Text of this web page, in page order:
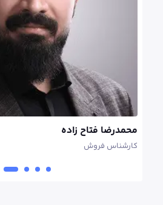
محمدرضا فتاح زاده
کارشناس فروش